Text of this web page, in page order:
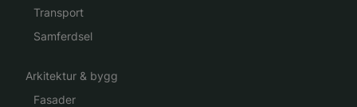
Transport
Samferdsel
Arkitektur & bygg
Fasader